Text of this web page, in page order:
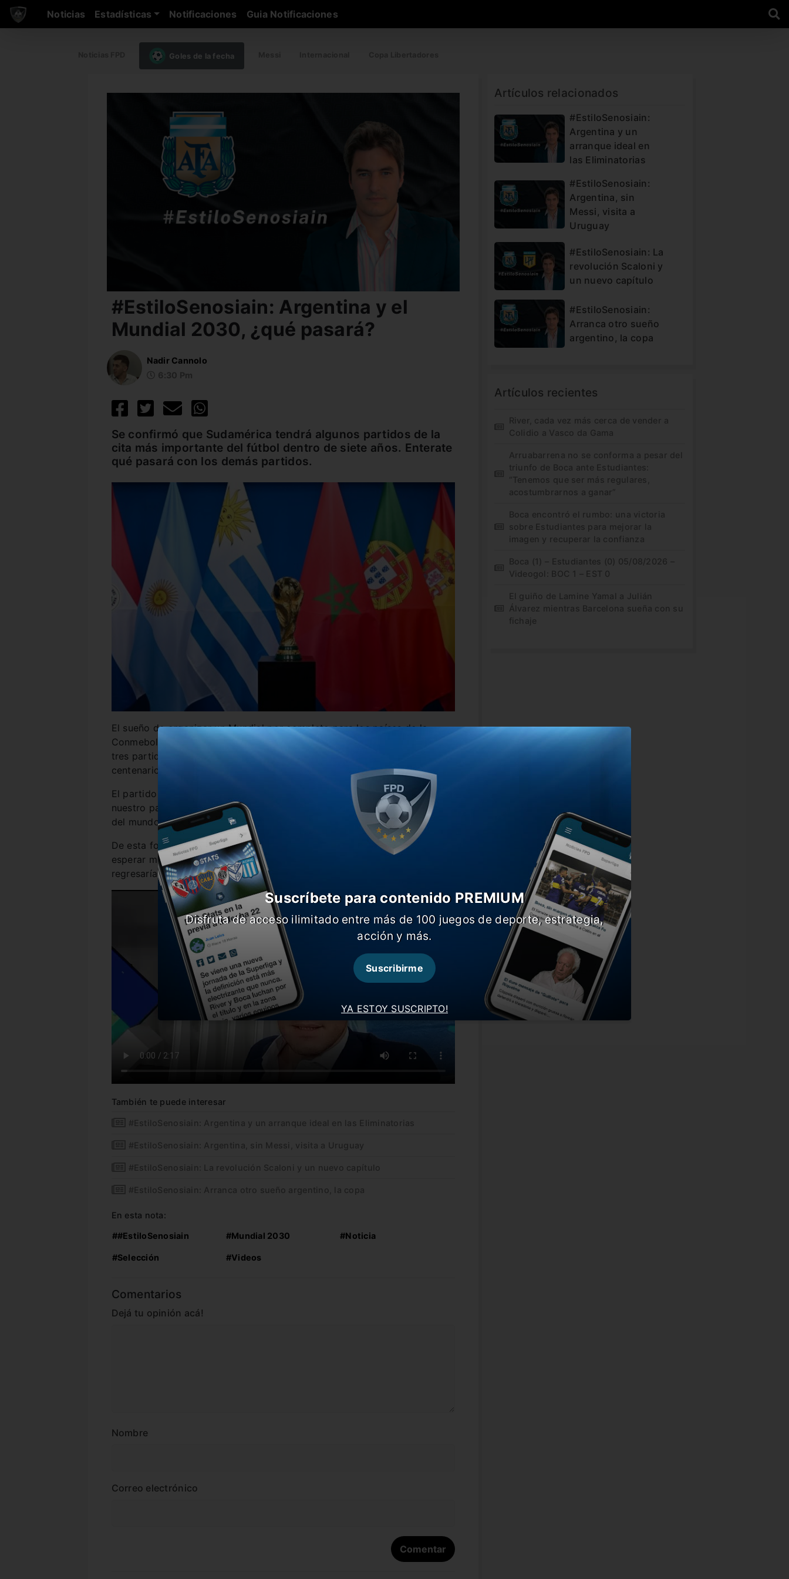
Noticias Estadísticas Notificaciones Guia Notificaciones
Goles de la fecha
#EstiloSenosiain: Argentina y el
Mundial 2030, ¿qué pasará?
Nadir Cannolo
Se confirmó que Sudamérica tendrá algunos partidos de la
cita más importante del fútbol dentro de siete años. Enterate
qué pasará con los demás partidos.
El sueño de organizar un Mundial por completo para los países de la
Conmebol es una utopía desde lo económico. Por eso, FIFA sólo le dará
tres partidos a Uruguay, Argentina y Paraguay para la edición 2030, la del
centenario.
El partido inaugural será en tierras rioplatenses, el segundo cotejo en
nuestro país y el tercero en reducto guaraní. En tanto, el resto de la copa
del mundo se llevará a cabo en Portugal, España y Marruecos.
De esta forma, la posibilidad de ser anfitrión al cien por ciento deberá
esperar mucho más, ya que en 2034 se haría en Asia y Oceanía y en 2038
regresaría a Europa.
También te puede interesar
#EstiloSenosiain: Argentina y un arranque ideal en las Eliminatorias
#EstiloSenosiain: Argentina, sin Messi, visita a Uruguay
#EstiloSenosiain: La revolución Scaloni y un nuevo capítulo
#EstiloSenosiain: Arranca otro sueño argentino, la copa
En esta nota:
##EstiloSenosiain #Mundial 2030 #Noticia
#Selección #Videos
Comentarios
Dejá tu opinión acá!
Nombre
Correo electrónico
Artículos relacionados
#EstiloSenosiain:
Argentina y un
arranque ideal en
las Eliminatorias
#EstiloSenosiain:
Argentina, sin
Messi, visita a
Uruguay
#EstiloSenosiain: La
revolución Scaloni y
un nuevo capítulo
#EstiloSenosiain:
Arranca otro sueño
argentino, la copa
Artículos recientes
River, cada vez más cerca de vender a
Colidio a Vasco da Gama
Arruabarrena no se conforma a pesar del
triunfo de Boca ante Estudiantes:
“Tenemos que ser más regulares,
acostumbrarnos a ganar”
Boca encontró el rumbo: una victoria
sobre Estudiantes para mejorar la
imagen y recuperar la confianza
Boca (1) – Estudiantes (0) 05/08/2026 –
Videogol: BOC 1 – EST 0
El guiño de Lamine Yamal a Julián
Álvarez mientras Barcelona sueña con su
fichaje
YA ESTOY SUSCRIPTO!
Suscríbete para contenido PREMIUM
Disfruta de acceso ilimitado entre más de 100 juegos de deporte, estrategia,
acción y más.
Suscribirme